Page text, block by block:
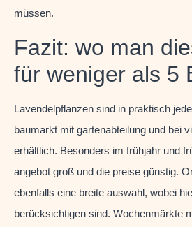
müssen.
Fazit: wo man
für weniger als 5
Lavendelpflanzen sind in praktisch
baumarkt mit gartenabteilung und bei
erhältlich. Besonders im frühjahr und
angebot groß und die preise günstig.
ebenfalls eine breite auswahl, wobei
berücksichtigen sind. Wochenmärkte